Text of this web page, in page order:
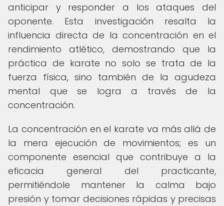
anticipar y responder a los ataques del
oponente. Esta investigación resalta la
influencia directa de la concentración en el
rendimiento atlético, demostrando que la
práctica de karate no solo se trata de la
fuerza física, sino también de la agudeza
mental que se logra a través de la
concentración.
La concentración en el karate va más allá de
la mera ejecución de movimientos; es un
componente esencial que contribuye a la
eficacia general del practicante,
permitiéndole mantener la calma bajo
presión y tomar decisiones rápidas y precisas